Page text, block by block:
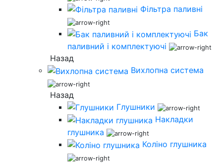
Фільтра паливні
Бак
паливний і комплектуючі
Назад
Вихлопна система
Назад
Глушники
Накладки
глушника
Коліно глушника